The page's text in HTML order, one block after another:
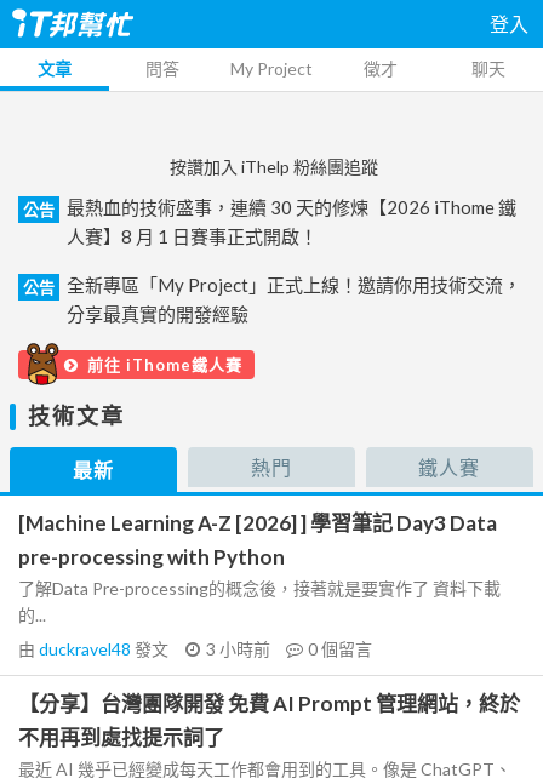
登入
文章 問答 My Project 徵才 聊天
按讚加入 iThelp 粉絲團追蹤
公告
最熱血的技術盛事，連續 30 天的修煉【2026 iThome 鐵
人賽】8 月 1 日賽事正式開啟！
公告
全新專區「My Project」正式上線！邀請你用技術交流，
分享最真實的開發經驗
前往 iThome鐵人賽
技術文章
最新 熱門 鐵人賽
[Machine Learning A-Z [2026] ] 學習筆記 Day3 Data
pre-processing with Python
了解Data Pre-processing的概念後，接著就是要實作了 資料下載
的...
由 duckravel48 發文 3 小時前 0個留言
【分享】台灣團隊開發 免費 AI Prompt 管理網站，終於
不用再到處找提示詞了
最近 AI 幾乎已經變成每天工作都會用到的工具。像是 ChatGPT、